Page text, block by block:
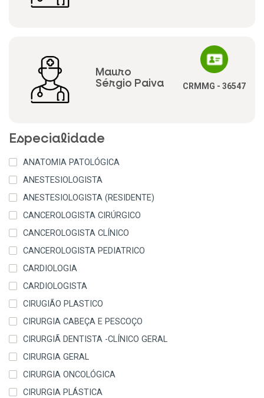
Mauro
Sérgio Paiva
CRMMG - 36547
Especialidade
ANATOMIA PATOLÓGICA
ANESTESIOLOGISTA
ANESTESIOLOGISTA (RESIDENTE)
CANCEROLOGISTA CIRÚRGICO
CANCEROLOGISTA CLÍNICO
CANCEROLOGISTA PEDIATRICO
CARDIOLOGIA
CARDIOLOGISTA
CIRUGIÃO PLASTICO
CIRURGIA CABEÇA E PESCOÇO
CIRURGIÃ DENTISTA -CLÍNICO GERAL
CIRURGIA GERAL
CIRURGIA ONCOLÓGICA
CIRURGIA PLÁSTICA